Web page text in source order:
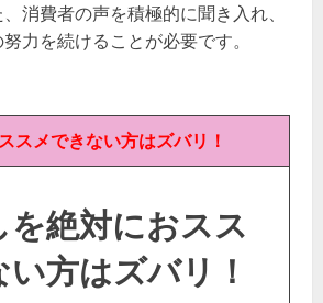
消費者の声を積極的に聞き入れ、
力を続けることが必要です。
スメできない方はズバリ！
を絶対におスス
方はズバリ！